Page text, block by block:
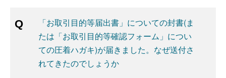
「お取引目的等届出書」についての封書(ま
たは「お取引目的等確認フォーム」につい
ての圧着ハガキ)が届きました。なぜ送付さ
れてきたのでしょうか